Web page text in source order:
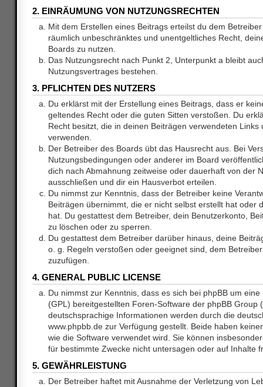
2. EINRÄUMUNG VON NUTZUNGSRECHTEN
Mit dem Erstellen eines Beitrags erteilst du dem
räumlich unbeschränktes und unentgeltliches Recht,
Boards zu nutzen.
Das Nutzungsrecht nach Punkt 2, Unterpunkt a bleibt
Nutzungsvertrages bestehen.
3. PFLICHTEN DES NUTZERS
Du erklärst mit der Erstellung eines Beitrags, dass er
geltendes Recht oder die guten Sitten verstoßen. Du
Recht besitzt, die in deinen Beiträgen verwendeten Links
verwenden.
Der Betreiber des Boards übt das Hausrecht aus. Bei
Nutzungsbedingungen oder anderer im Board
dich nach Abmahnung zeitweise oder dauerhaft von der
ausschließen und dir ein Hausverbot erteilen.
Du nimmst zur Kenntnis, dass der Betreiber keine
Beiträgen übernimmt, die er nicht selbst erstellt hat oder
hat. Du gestattest dem Betreiber, dein Benutzerkonto,
zu löschen oder zu sperren.
Du gestattest dem Betreiber darüber hinaus, deine
o. g. Regeln verstoßen oder geeignet sind, dem
zuzufügen.
4. GENERAL PUBLIC LICENSE
Du nimmst zur Kenntnis, dass es sich bei phpBB um
(GPL) bereitgestellten Foren-Software der phpBB Group
deutschsprachige Informationen werden durch die
www.phpbb.de zur Verfügung gestellt. Beide haben
wie die Software verwendet wird. Sie können
für bestimmte Zwecke nicht untersagen oder auf Inhalte
5. GEWÄHRLEISTUNG
Der Betreiber haftet mit Ausnahme der Verletzung von